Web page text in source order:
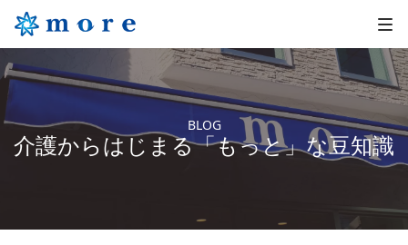
BLOG
介護からはじまる「もっと」な豆知識